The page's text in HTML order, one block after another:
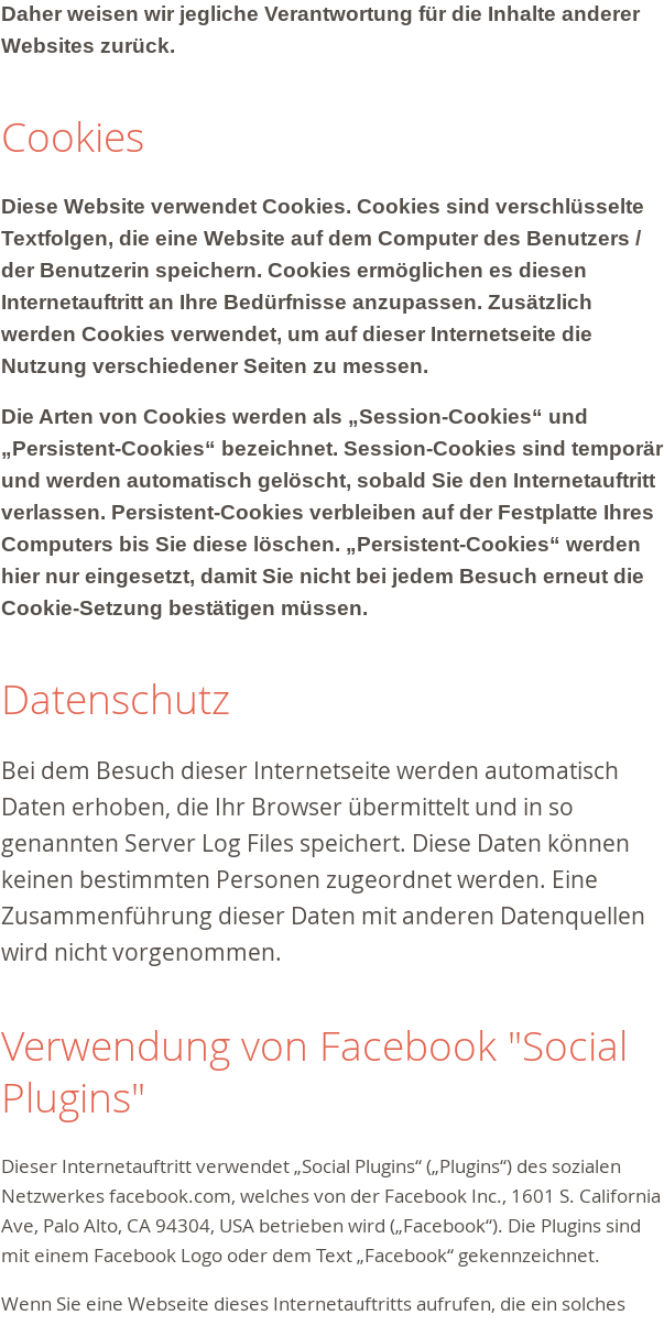
Daher weisen wir jegliche Verantwortung für die Inhalte anderer
Websites zurück.
Cookies
Diese Website verwendet Cookies. Cookies sind verschlüsselte
Textfolgen, die eine Website auf dem Computer des Benutzers /
der Benutzerin speichern. Cookies ermöglichen es diesen
Internetauftritt an Ihre Bedürfnisse anzupassen. Zusätzlich
werden Cookies verwendet, um auf dieser Internetseite die
Nutzung verschiedener Seiten zu messen.
Die Arten von Cookies werden als „Session-Cookies“ und
„Persistent-Cookies“ bezeichnet. Session-Cookies sind temporär
und werden automatisch gelöscht, sobald Sie den Internetauftritt
verlassen. Persistent-Cookies verbleiben auf der Festplatte Ihres
Computers bis Sie diese löschen. „Persistent-Cookies“ werden
hier nur eingesetzt, damit Sie nicht bei jedem Besuch erneut die
Cookie-Setzung bestätigen müssen.
Datenschutz
Bei dem Besuch dieser Internetseite werden automatisch
Daten erhoben, die Ihr Browser übermittelt und in so
genannten Server Log Files speichert. Diese Daten können
keinen bestimmten Personen zugeordnet werden. Eine
Zusammenführung dieser Daten mit anderen Datenquellen
wird nicht vorgenommen.
Verwendung von Facebook "Social
Plugins"
Dieser Internetauftritt verwendet „Social Plugins“ („Plugins“) des sozialen
Netzwerkes facebook.com, welches von der Facebook Inc., 1601 S. California
Ave, Palo Alto, CA 94304, USA betrieben wird („Facebook“). Die Plugins sind
mit einem Facebook Logo oder dem Text „Facebook“ gekennzeichnet.
Wenn Sie eine Webseite dieses Internetauftritts aufrufen, die ein solches